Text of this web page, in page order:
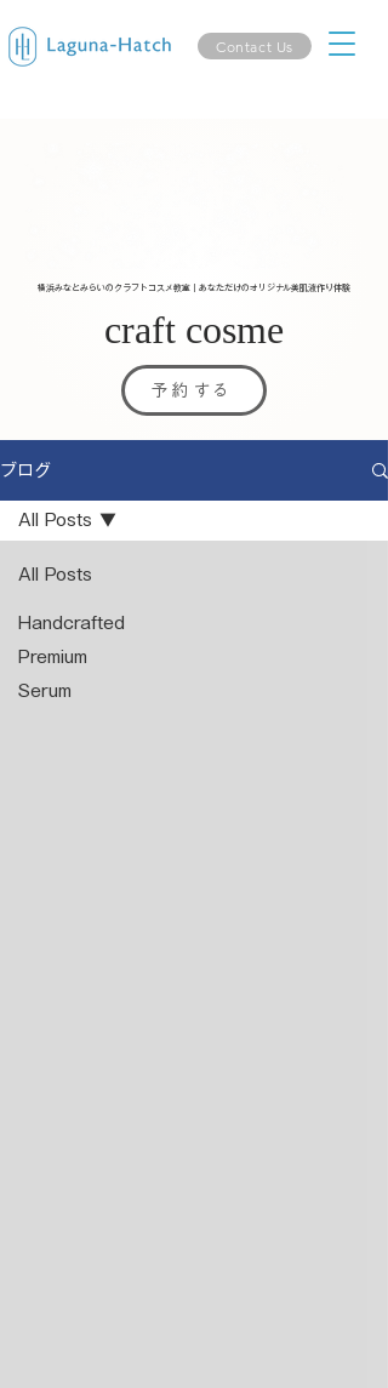
Contact Us
横浜みなとみらいのクラフトコスメ教室｜あなただけのオリジナル美肌液作り体験
craft cosme
予約する
ブログ
All Posts
Handcrafted
Premium
Serum
All Posts